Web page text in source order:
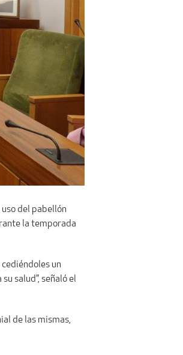
del pabellón
la temporada
un
salud”, señaló el
de las mismas,